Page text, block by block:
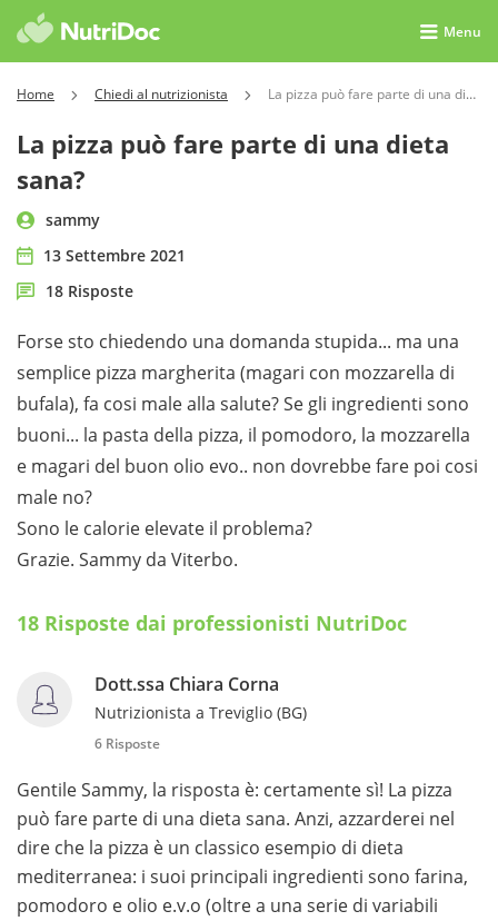
Menu
Home Chiedi al nutrizionista La pizza può fare parte di una dieta sana?
La pizza può fare parte di una dieta
sana?
sammy
13 Settembre 2021
18 Risposte
Forse sto chiedendo una domanda stupida... ma una
semplice pizza margherita (magari con mozzarella di
bufala), fa cosi male alla salute? Se gli ingredienti sono
buoni... la pasta della pizza, il pomodoro, la mozzarella
e magari del buon olio evo.. non dovrebbe fare poi cosi
male no?
Sono le calorie elevate il problema?
Grazie. Sammy da Viterbo.
18 Risposte dai professionisti NutriDoc
Dott.ssa Chiara Corna
Nutrizionista a Treviglio (BG)
6 Risposte
Gentile Sammy, la risposta è: certamente sì! La pizza
può fare parte di una dieta sana. Anzi, azzarderei nel
dire che la pizza è un classico esempio di dieta
mediterranea: i suoi principali ingredienti sono farina,
pomodoro e olio e.v.o (oltre a una serie di variabili